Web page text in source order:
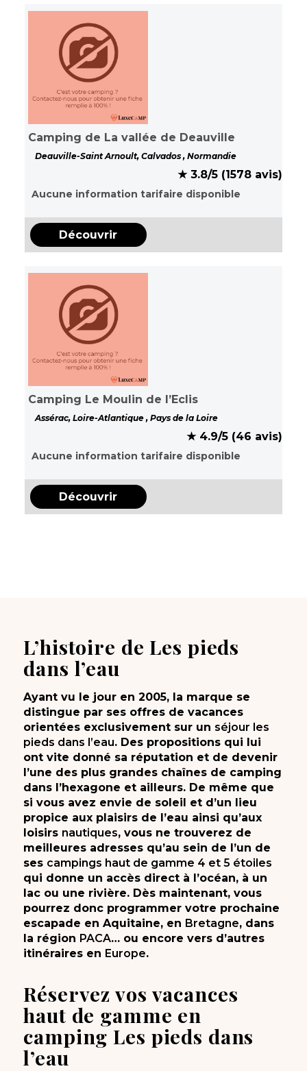
Camping de La vallée de Deauville
Deauville-Saint Arnoult, Calvados , Normandie
★ 3.8/5 (1578 avis)
Aucune information tarifaire disponible
Découvrir
Camping Le Moulin de l’Eclis
Assérac, Loire-Atlantique , Pays de la Loire
★ 4.9/5 (46 avis)
Aucune information tarifaire disponible
Découvrir
L’histoire de Les pieds
dans l’eau
Ayant vu le jour en 2005, la marque se
distingue par ses offres de vacances
orientées exclusivement sur un séjour les
pieds dans l’eau. Des propositions qui lui
ont vite donné sa réputation et de devenir
l’une des plus grandes chaînes de camping
dans l’hexagone et ailleurs. De même que
si vous avez envie de soleil et d’un lieu
propice aux plaisirs de l’eau ainsi qu’aux
loisirs nautiques, vous ne trouverez de
meilleures adresses qu’au sein de l’un de
ses campings haut de gamme 4 et 5 étoiles
qui donne un accès direct à l’océan, à un
lac ou une rivière. Dès maintenant, vous
pourrez donc programmer votre prochaine
escapade en Aquitaine, en Bretagne, dans
la région PACA… ou encore vers d’autres
itinéraires en Europe.
Réservez vos vacances
haut de gamme en
camping Les pieds dans
l’eau